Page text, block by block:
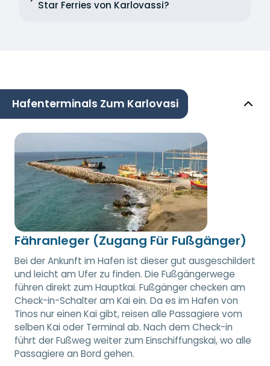
Star Ferries von Karlovassi?
Hafenterminals Zum Karlovasi
Fähranleger (Zugang Für Fußgänger)
Bei der Ankunft im Hafen ist dieser gut ausgeschildert
und leicht am Ufer zu finden. Die Fußgängerwege
führen direkt zum Hauptkai. Fußgänger checken am
Check-in-Schalter am Kai ein. Da es im Hafen von
Tinos nur einen Kai gibt, reisen alle Passagiere vom
selben Kai oder Terminal ab. Nach dem Check-in
führt der Fußweg weiter zum Einschiffungskai, wo alle
Passagiere an Bord gehen.